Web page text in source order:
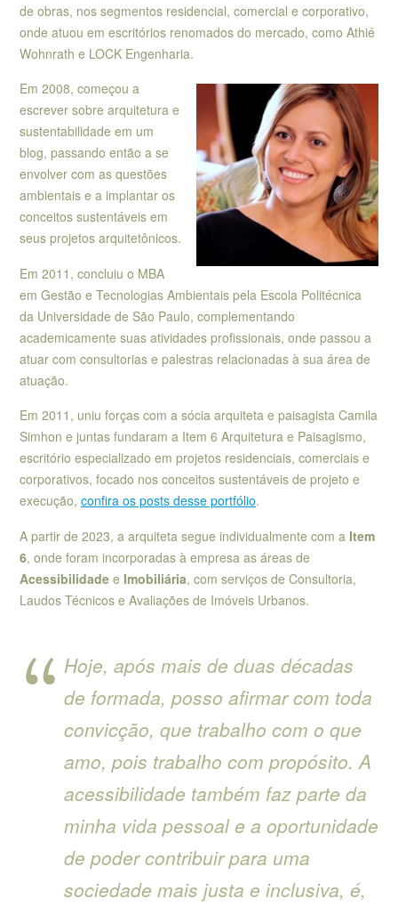
de obras, nos segmentos residencial, comercial e corporativo,
onde atuou em escritórios renomados do mercado, como Athié
Wohnrath e LOCK Engenharia.
Em 2008, começou a
escrever sobre arquitetura e
sustentabilidade em um
blog, passando então a se
envolver com as questões
ambientais e a implantar os
conceitos sustentáveis em
seus projetos arquitetônicos.
Em 2011, concluiu o MBA
em Gestão e Tecnologias Ambientais pela Escola Politécnica
da Universidade de São Paulo, complementando
academicamente suas atividades profissionais, onde passou a
atuar com consultorias e palestras relacionadas à sua área de
atuação.
Em 2011, uniu forças com a sócia arquiteta e paisagista Camila
Simhon e juntas fundaram a Item 6 Arquitetura e Paisagismo,
escritório especializado em projetos residenciais, comerciais e
corporativos, focado nos conceitos sustentáveis de projeto e
execução, confira os posts desse portfólio.
A partir de 2023, a arquiteta segue individualmente com a Item
6, onde foram incorporadas à empresa as áreas de
Acessibilidade e Imobiliária, com serviços de Consultoria,
Laudos Técnicos e Avaliações de Imóveis Urbanos.
Hoje, após mais de duas décadas
de formada, posso afirmar com toda
convicção, que trabalho com o que
amo, pois trabalho com propósito. A
acessibilidade também faz parte da
minha vida pessoal e a oportunidade
de poder contribuir para uma
sociedade mais justa e inclusiva, é,